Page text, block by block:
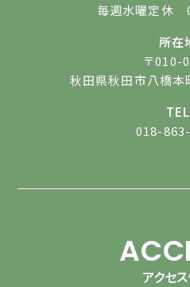
毎週水曜定休
所在
〒010-
秋田県秋田市八橋
TEL
018-
アクセ